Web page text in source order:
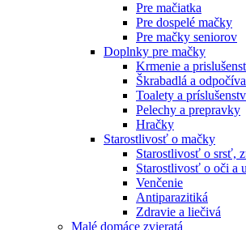
Pre mačiatka
Pre dospelé mačky
Pre mačky seniorov
Doplnky pre mačky
Krmenie a
Škrabadlá a
Toalety а
Pelechy a prepravky
Hračky
Starostlivosť o mačky
Starostlivosť o srsť,
Starostlivosť o oči a
Venčenie
Antiparazitiká
Zdravie a liečivá
Malé domáce zvieratá